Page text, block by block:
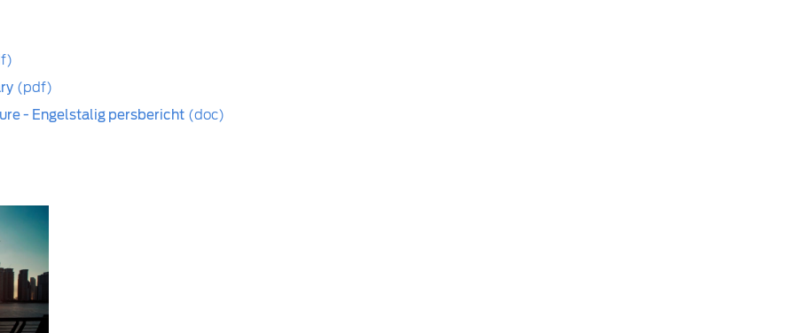
(pdf)
- Engelstalig persbericht (doc)